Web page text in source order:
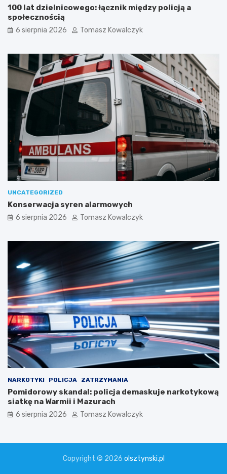
100 lat dzielnicowego: łącznik między policją a
społecznością
6 sierpnia 2026 Tomasz Kowalczyk
UNCATEGORIZED
Konserwacja syren alarmowych
6 sierpnia 2026 Tomasz Kowalczyk
NARKOTYKI POLICJA ZATRZYMANIA
Pomidorowy skandal: policja demaskuje narkotykową
siatkę na Warmii i Mazurach
6 sierpnia 2026 Tomasz Kowalczyk
Copyright © 2026 olsztynski.pl